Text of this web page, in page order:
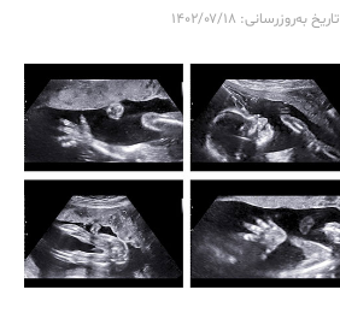
تاریخ به‌روزرسانی: ۱۴۰۲/۰۷/۱۸